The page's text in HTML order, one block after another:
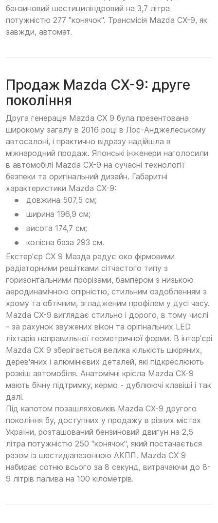
бензиновий шестициліндровий на 3,7 літра
потужністю 277 "конячок". Трансмісія Mazda CX-9, як
завжди, автомат.
Продаж Mazda CX-9: друге
покоління
Друга генерація Mazda СХ 9 була презентована
широкому загалу в 2016 році в Лос-Анджелеському
автосалоні, і практично відразу надійшла в
міжнародний продаж. Японські інженери наголосили
в автомобілі Mazda CX-9 на сучасні технології
безпеки та оригінальний дизайн. Габаритні
характеристики Mazda CX-9:
довжина 507,5 см;
ширина 196,9 см;
висота 174,7 см;
колісна база 293 см.
Екстер'єр CX 9 Мазда радує око фірмовими
радіаторними решітками сітчастого типу з
горизонтальними прорізами, бампером з низькою
аеродинамічною опірністю, стильним оздобленням з
хрому та обтічним, згладженим профілем у дусі часу.
Mazda CX-9 виглядає стильно і дорого, в тому числі
- за рахунок звужених вікон та орігінальних LED
ліхтарів неправильної геометричної форми. В інтер'єрі
Mazda СХ 9 зберігається велика кількість шкіряних,
дерев'яних і алюмінієвих деталей, які підкреслюють
розкіш автомобіля. Анатомічні крісла Mazda CX-9
мають бічну підтримку, кермо - дублюючі клавіші і так
далі.
Під капотом позашляховиків Mazda CX-9 другого
покоління бу, доступних у продажу в різних містах
України, розташований бензиновий двигун на 2,5
літра потужністю 250 "конячок", який постачається
разом із шестидіапазонною АКПП. Mazda СХ 9
набирає сотню всього за 8 секунд, витрачаючи до 8-
9 літрів палива на 100 кілометрів.